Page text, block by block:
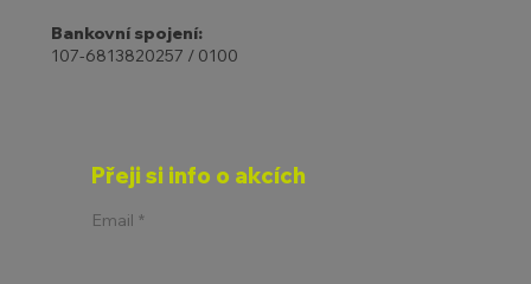
Bankovní spojení:
107-6813820257 / 0100
Přeji si info o akcích
Email *